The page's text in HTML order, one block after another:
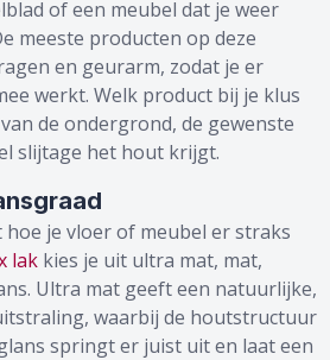
of een meubel dat je weer
meeste producten op deze
en geurarm, zodat je er
werkt. Welk product bij je klus
de ondergrond, de gewenste
slijtage het hout krijgt.
je vloer of meubel er straks
lak kies je uit ultra mat, mat,
Ultra mat geeft een natuurlijke,
waarbij de houtstructuur
springt er juist uit en laat een